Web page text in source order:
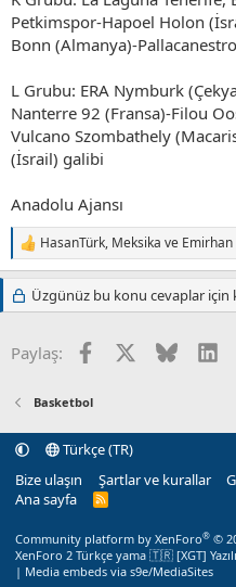
Petkimspor-Hapoel Holon
Bonn (Almanya)-
L Grubu: ERA Nymburk
Nanterre 92 (Fransa)-Filou
Vulcano Szombathely
(İsrail) galibi
Anadolu Ajansı
T
e
p
k
e
HasanTürk, Meksika ve Emirhan
Üzgünüz bu konu cevaplar için
Paylaş: FacebookX (Twitter)
Bluesky
Basketbol
Türkçe (TR)
Bize ulaşın
Şartlar ve kurallar
Ana sayfa
R
Community platform by XenForo® ©
XenForo 2 Türkçe yama 🇹🇷 [XGT]
| Media embeds via s9e/MediaSites